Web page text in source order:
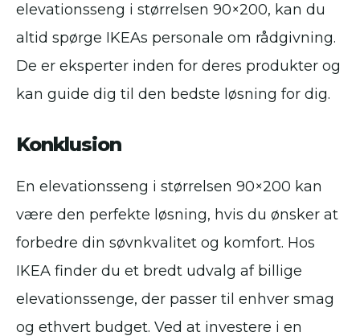
elevationsseng i størrelsen 90×200, kan du
altid spørge IKEAs personale om rådgivning.
De er eksperter inden for deres produkter og
kan guide dig til den bedste løsning for dig.
Konklusion
En elevationsseng i størrelsen 90×200 kan
være den perfekte løsning, hvis du ønsker at
forbedre din søvnkvalitet og komfort. Hos
IKEA finder du et bredt udvalg af billige
elevationssenge, der passer til enhver smag
og ethvert budget. Ved at investere i en